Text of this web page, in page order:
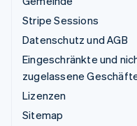
Stripe Sessions
Datenschutz und AGB
Eingeschränkte und
zugelassene
Lizenzen
Sitemap